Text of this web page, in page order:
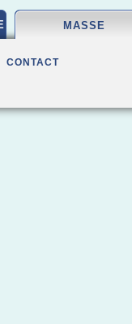
MASSE
CONTACT